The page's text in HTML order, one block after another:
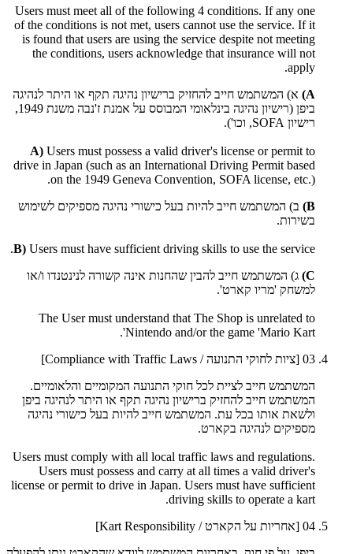
Users must meet all of the following 4 conditions. If any one
of the conditions is not met, users cannot use the service. If it
is found that users are using the service despite not meeting
the conditions, users acknowledge that insurance will not
apply.
A)
א) המשתמש חייב להחזיק ברישיון נהיגה תקף או היתר לנהיגה
ביפן (רישיון נהיגה בינלאומי המבוסס על אמנת ז'נבה משנת 1949,
רישיון SOFA, וכו').
A) Users must possess a valid driver's license or permit to
drive in Japan (such as an International Driving Permit based
on the 1949 Geneva Convention, SOFA license, etc.).
B) ב) המשתמש חייב להיות בעל כישורי נהיגה מספיקים לשימוש
בשירות.
B) Users must have sufficient driving skills to use the service.
C) ג) המשתמש חייב להבין שהחנות אינה קשורה לנינטנדו ו/או
למשחק 'מריו קארט'.
The User must understand that The Shop is unrelated to
Nintendo and/or the game 'Mario Kart'.
03 [ציות לחוקי התנועה / Compliance with Traffic Laws]
המשתמש חייב לציית לכל חוקי התנועה המקומיים והלאומיים.
המשתמש חייב להחזיק ברישיון נהיגה תקף או היתר לנהיגה ביפן
ולשאת אותו בכל עת. המשתמש חייב להיות בעל כישורי נהיגה
מספיקים לנהיגה בקארט.
Users must comply with all local traffic laws and regulations.
Users must possess and carry at all times a valid driver's
license or permit to drive in Japan. Users must have sufficient
driving skills to operate a kart.
04 [אחריות על הקארט / Kart Responsibility]